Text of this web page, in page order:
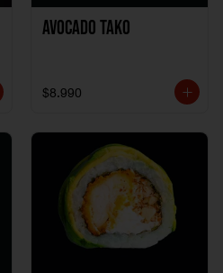
Avocado Tako
$8.990